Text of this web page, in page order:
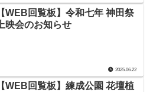
【WEB回覧板】令和七年 神田祭
上映会のお知らせ
2025.06.22
【WEB回覧板】練成公園 花壇植